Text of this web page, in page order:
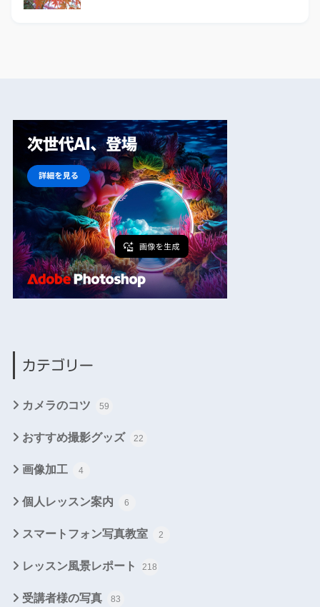
カテゴリー
カメラのコツ 59
おすすめ撮影グッズ 22
画像加工 4
個人レッスン案内 6
スマートフォン写真教室 2
レッスン風景レポート 218
受講者様の写真 83